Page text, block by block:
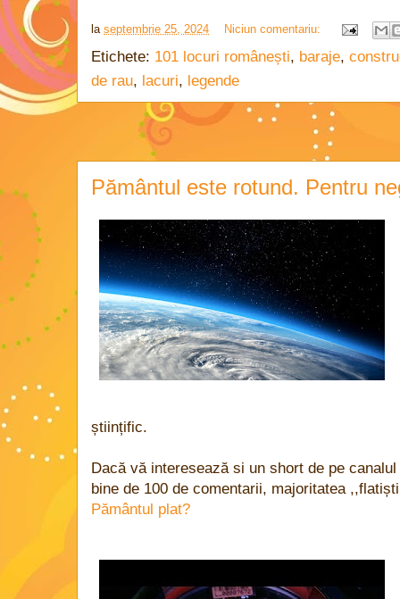
la septembrie 25, 2024 Niciun comentariu:
Etichete: 101 locuri românești, baraje,
de rau, lacuri, legende
Pământul este rotund. Pentru
științific.
Dacă vă interesează si un short de pe
bine de 100 de comentarii, majoritatea
Pământul plat?